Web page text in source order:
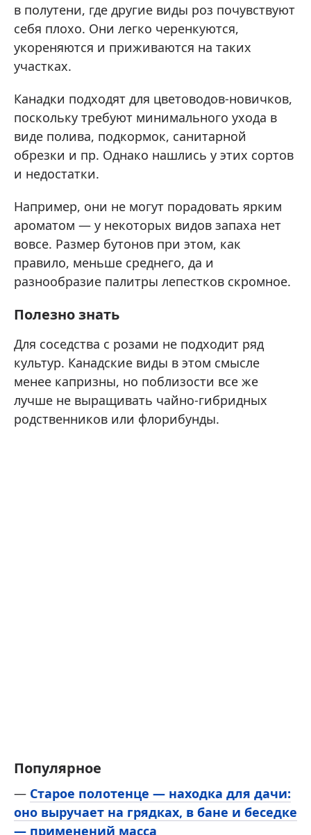
в полутени, где другие виды роз почувствуют
себя плохо. Они легко черенкуются,
укореняются и приживаются на таких
участках.
Канадки подходят для цветоводов-новичков,
поскольку требуют минимального ухода в
виде полива, подкормок, санитарной
обрезки и пр. Однако нашлись у этих сортов
и недостатки.
Например, они не могут порадовать ярким
ароматом — у некоторых видов запаха нет
вовсе. Размер бутонов при этом, как
правило, меньше среднего, да и
разнообразие палитры лепестков скромное.
Полезно знать
Для соседства с розами не подходит ряд
культур. Канадские виды в этом смысле
менее капризны, но поблизости все же
лучше не выращивать чайно-гибридных
родственников или флорибунды.
Популярное
— Старое полотенце — находка для дачи:
оно выручает на грядках, в бане и беседке
— применений масса